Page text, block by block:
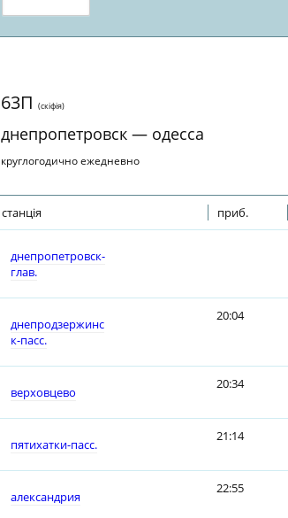
63П (скiфiя)
днепропетровск — одесса
круглогодично ежедневно
станція приб.
днепропетровск-
глав.
днепродзержинс
к-пасс.
20:04
верховцево
20:34
пятихатки-пасс.
21:14
александрия
22:55